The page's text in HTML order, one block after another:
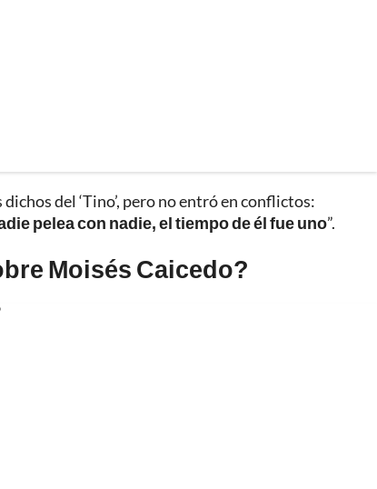
del ‘Tino’, pero no entró en conflictos:
pelea con nadie, el tiempo de él fue uno”.
Moisés Caicedo?